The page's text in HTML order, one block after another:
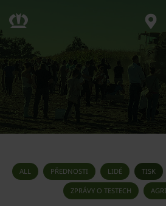
ALL PŘEDNOSTI LIDÉ TISK
ZPRÁVY O TESTECH